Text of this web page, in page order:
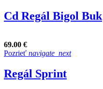
Cd Regál Bigol Buk
69.00 €
Pozrieť navigate_next
Regál Sprint